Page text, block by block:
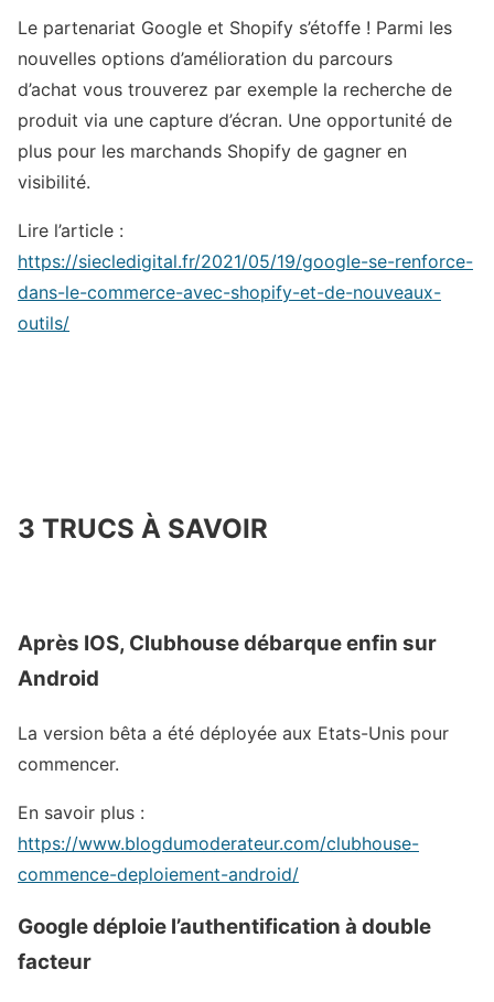
Le partenariat Google et Shopify s’étoffe ! Parmi les
nouvelles options d’amélioration du parcours
d’achat vous trouverez par exemple la recherche de
produit via une capture d’écran. Une opportunité de
plus pour les marchands Shopify de gagner en
visibilité.
Lire l’article :
https://siecledigital.fr/2021/05/19/google-se-renforce-
dans-le-commerce-avec-shopify-et-de-nouveaux-
outils/
3 TRUCS À SAVOIR
Après IOS, Clubhouse débarque enfin sur
Android
La version bêta a été déployée aux Etats-Unis pour
commencer.
En savoir plus :
https://www.blogdumoderateur.com/clubhouse-
commence-deploiement-android/
Google déploie l’authentification à double
facteur